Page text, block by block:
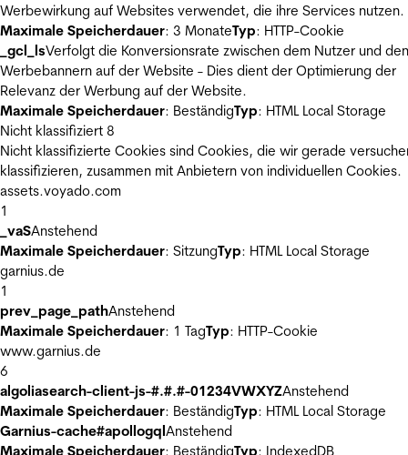
Werbewirkung auf Websites verwendet, die ihre Services nutzen.
Maximale Speicherdauer: 3 MonateTyp: HTTP-Cookie
_gcl_lsVerfolgt die Konversionsrate zwischen dem Nutzer und den
Werbebannern auf der Website - Dies dient der Optimierung der
Relevanz der Werbung auf der Website.
Maximale Speicherdauer: BeständigTyp: HTML Local Storage
Nicht klassifiziert 8
Nicht klassifizierte Cookies sind Cookies, die wir gerade
klassifizieren, zusammen mit Anbietern von individuellen Cookies.
assets.voyado.com
1
_vaSAnstehend
Maximale Speicherdauer: SitzungTyp: HTML Local Storage
garnius.de
1
prev_page_pathAnstehend
Maximale Speicherdauer: 1 TagTyp: HTTP-Cookie
www.garnius.de
6
algoliasearch-client-js-#.#.#-01234VWXYZAnstehend
Maximale Speicherdauer: BeständigTyp: HTML Local Storage
Garnius-cache#apollogqlAnstehend
Maximale Speicherdauer: BeständigTyp: IndexedDB